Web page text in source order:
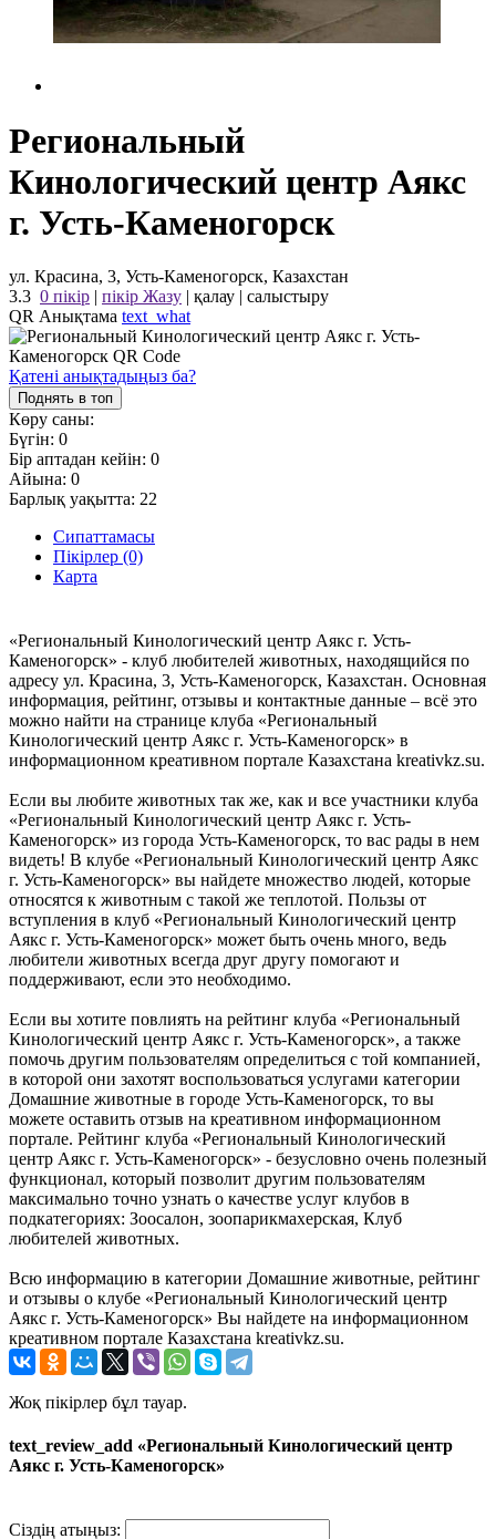
Региональный
Кинологический центр Аякс
г. Усть-Каменогорск
ул. Красина, 3, Усть-Каменогорск, Казахстан
3.3 0 пікір | пікір Жазу | қалау | салыстыру
QR Анықтама text_what
Қатені анықтадыңыз ба?
Поднять в топ
Көру саны:
Бүгін: 0
Бір аптадан кейін: 0
Айына: 0
Барлық уақытта: 22
Сипаттамасы
Пікірлер (0)
Карта
«Региональный Кинологический центр Аякс г. Усть-
Каменогорск» - клуб любителей животных, находящийся по
адресу ул. Красина, 3, Усть-Каменогорск, Казахстан. Основная
информация, рейтинг, отзывы и контактные данные – всё это
можно найти на странице клуба «Региональный
Кинологический центр Аякс г. Усть-Каменогорск» в
информационном креативном портале Казахстана kreativkz.su.
Если вы любите животных так же, как и все участники клуба
«Региональный Кинологический центр Аякс г. Усть-
Каменогорск» из города Усть-Каменогорск, то вас рады в нем
видеть! В клубе «Региональный Кинологический центр Аякс
г. Усть-Каменогорск» вы найдете множество людей, которые
относятся к животным с такой же теплотой. Пользы от
вступления в клуб «Региональный Кинологический центр
Аякс г. Усть-Каменогорск» может быть очень много, ведь
любители животных всегда друг другу помогают и
поддерживают, если это необходимо.
Если вы хотите повлиять на рейтинг клуба «Региональный
Кинологический центр Аякс г. Усть-Каменогорск», а также
помочь другим пользователям определиться с той компанией,
в которой они захотят воспользоваться услугами категории
Домашние животные в городе Усть-Каменогорск, то вы
можете оставить отзыв на креативном информационном
портале. Рейтинг клуба «Региональный Кинологический
центр Аякс г. Усть-Каменогорск» - безусловно очень полезный
функционал, который позволит другим пользователям
максимально точно узнать о качестве услуг клубов в
подкатегориях: Зоосалон, зоопарикмахерская, Клуб
любителей животных.
Всю информацию в категории Домашние животные, рейтинг
и отзывы о клубе «Региональный Кинологический центр
Аякс г. Усть-Каменогорск» Вы найдете на информационном
креативном портале Казахстана kreativkz.su.
Жоқ пікірлер бұл тауар.
text_review_add «Региональный Кинологический центр
Аякс г. Усть-Каменогорск»
Сіздің атыңыз: